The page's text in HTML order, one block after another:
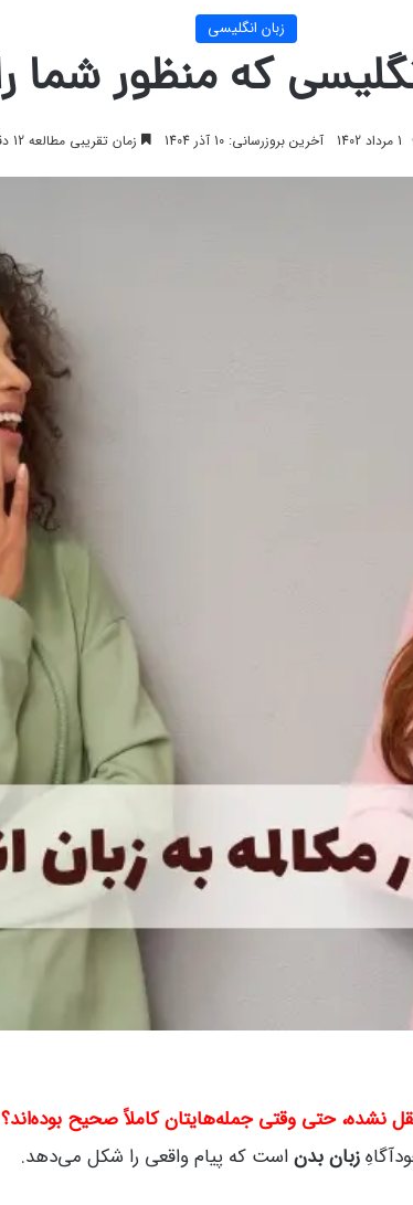
زبان انگلیسی
1 مرداد 1402 آخرین بروزرسانی: 10 آذر 1404 زمان تقریبی مطالعه 12 دقیقه
نشده، حتی وقتی جمله‌هایتان کاملاً صحیح بوده‌اند؟
زبان بدناست که پیام واقعی را شکل می‌دهد.